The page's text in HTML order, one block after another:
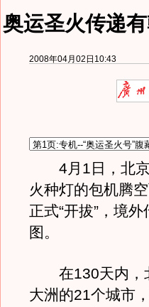
奥运圣火传递
2008年04月02日10:43
4月1日，北京
火种灯的包机腾
正式“开拔”，境
图。
在130天内，北
大洲的21个城市